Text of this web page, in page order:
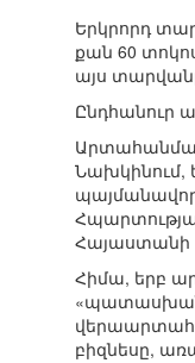
Երկրորդ
քան 60
այս
Ընդհանուր
Նախկինում,
Հայաստանի
Հիմա, երբ
բիզնեսը,